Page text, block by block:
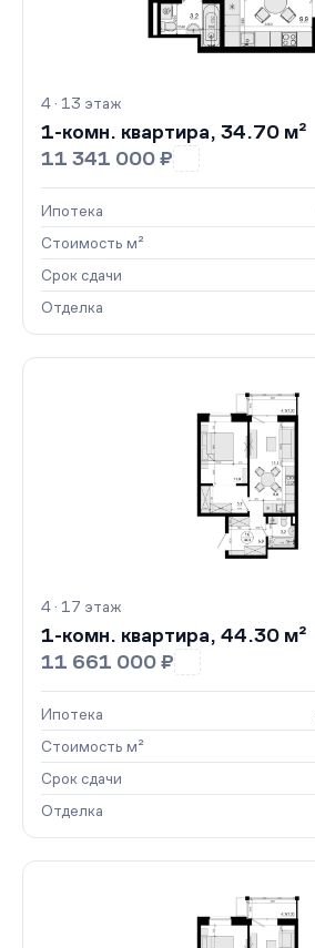
4 · 13 этаж
1-комн. квартира, 34.70 м²
11 341 000 ₽
Ипотека
Стоимость м²
Срок сдачи
Отделка
4 · 17 этаж
1-комн. квартира, 44.30 м²
11 661 000 ₽
Ипотека
Стоимость м²
Срок сдачи
Отделка